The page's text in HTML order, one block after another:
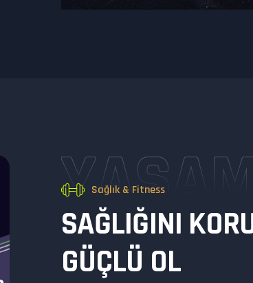
Sağlık & Fitness
SAĞLIĞINI KOR
GÜÇLÜ OL